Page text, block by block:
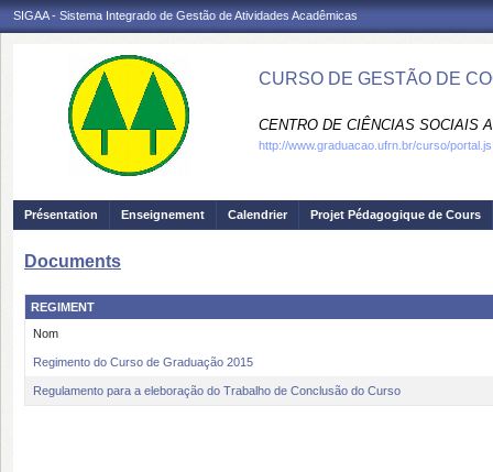
SIGAA - Sistema Integrado de Gestão de Atividades Acadêmicas
CURSO DE GESTÃO DE
CENTRO DE CIÊNCIAS SOCIAIS
http://www.graduacao.ufrn.br/curso/portal.js
Présentation Enseignement Calendrier Projet Pédagogique de Cours
Documents
REGIMENT
Nom
Regimento do Curso de Graduação 2015
Regulamento para a eleboração do Trabalho de Conclusão do Curso